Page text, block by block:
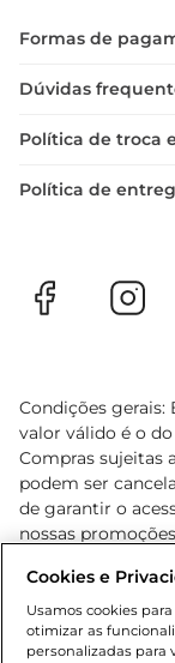
excelente
dia ou para
Formas de
Dúvidas
Política de troca
Política de
Condições gerais:
valor válido é o
Compras sujeitas
podem ser
de garantir o
nossas
cliente. Os
o e-commerce e
sofrer alterações
Cookies e
Usamos cookies
otimizar as
personalizadas para